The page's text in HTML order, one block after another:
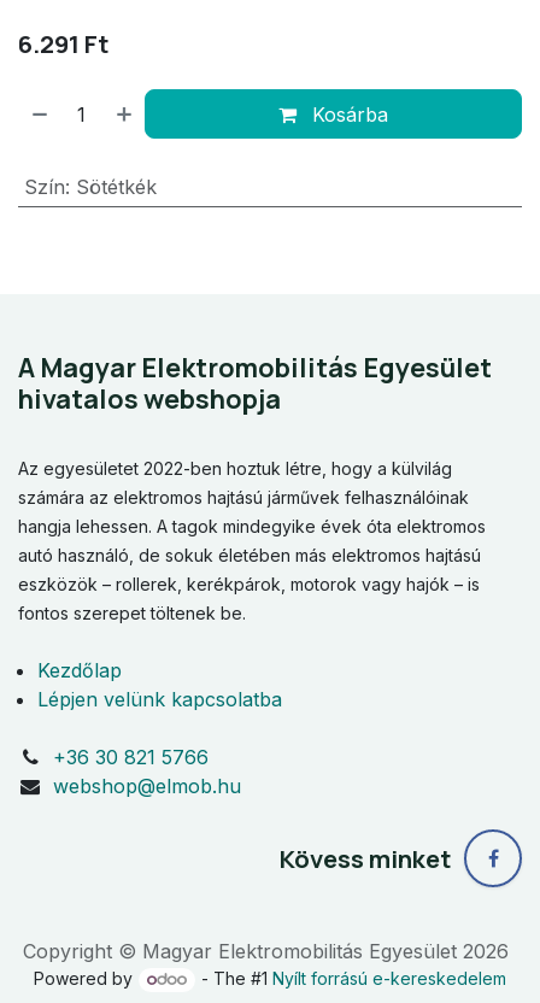
6.291 Ft
Kosárba
Szín: Sötétkék
A Magyar Elektromobilitás Egyesület
hivatalos webshopja
Az egyesületet 2022-ben hoztuk létre, hogy a külvilág
számára az elektromos hajtású járművek felhasználóinak
hangja lehessen. A tagok mindegyike évek óta elektromos
autó használó, de sokuk életében más elektromos hajtású
eszközök – rollerek, kerékpárok, motorok vagy hajók – is
fontos szerepet töltenek be.
Kezdőlap
Lépjen velünk kapcsolatba
+36 30 821 5766
webshop@elmob.hu
Kövess minket
Copyright © Magyar Elektromobilitás Egyesület 2026
Powered by - The #1 Nyílt forrású e-kereskedelem